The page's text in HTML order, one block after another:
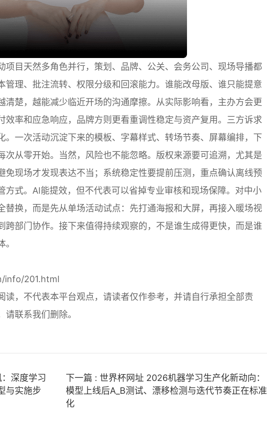
项目天然多角色并行，策划、品牌、公关、会务公司、现场导播都
管理、批注流转、权限分级和回滚能力。谁能改母版、谁只能提意
清楚，越能减少临近开场的沟通摩擦。从实际影响看，主办方会更
效率和应急响应，品牌方则更看重调性稳定与资产复用。三方诉求
。一次活动沉淀下来的模板、字幕样式、转场节奏、屏幕编排，下
次从零开始。当然，风险也不能忽略。版权来源要可追溯，尤其是
免现场才发现表达不当；系统稳定性要提前压测，重点确认离线预
方式。AI能提效，但不代表可以省掉专业审核和现场保障。对中小
替换，而是先从单场活动试点：先打通海报和大屏，再接入暖场视
跨部门协作。接下来值得持续观察的，不是谁生成得更快，而是谁
info/201.html
读，不代表本平台观点，请读者仅作参考，并请自行承担全部责
联系我们删除。
深度学习
与实施步
下一篇 : 世界杯网址 2026机器学习生产化新动向：
模型上线后A_B测试、漂移检测与迭代节奏正在标准
化